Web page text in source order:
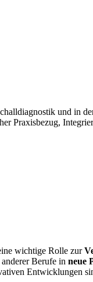
und in
Praxisbezug,
wichtige Rolle zur
Berufe in neue
Entwicklungen